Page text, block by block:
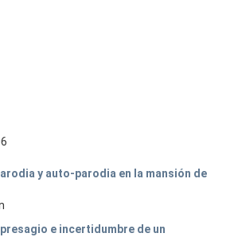
y auto-parodia en la mansión de
e incertidumbre de un